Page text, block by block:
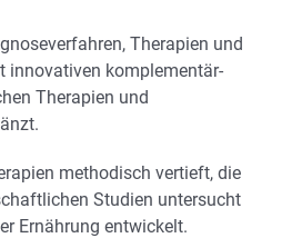
Therapien und
innovativen komplementär-
Therapien und
methodisch vertieft, die
Studien untersucht
Ernährung entwickelt.